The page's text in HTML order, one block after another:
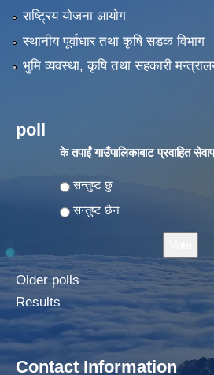
राष्ट्रिय योजना आयोग
स्थानीय पूर्वाधार तथा कृषि सडक विभाग
भुमि व्यवस्था, कृषि तथा सहकारी
poll
के तपाईं गाउँपालिकाबाट प्रवाहित
Choices
सन्तुष्ट छु
सन्तुष्ट छैन
Older polls
Results
Contact Information